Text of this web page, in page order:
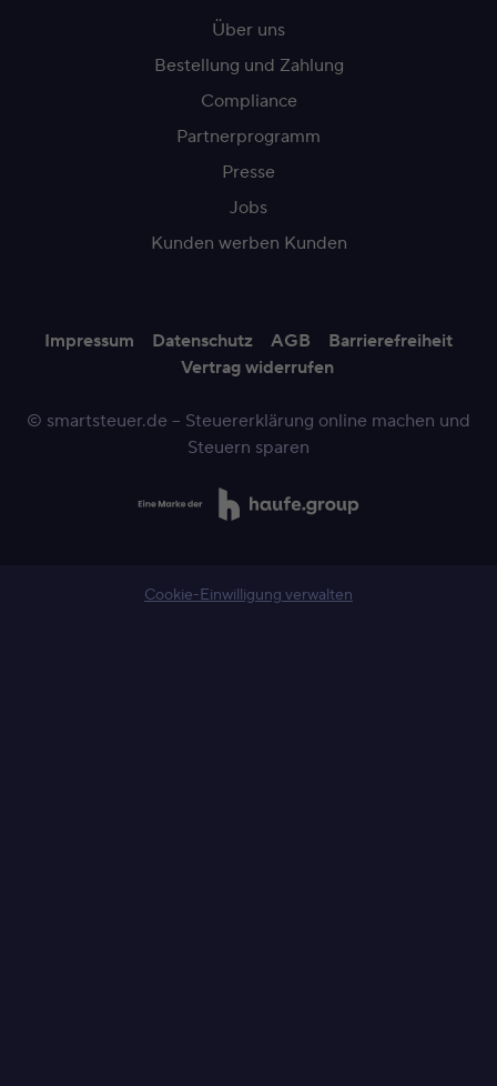
Über uns
Bestellung und Zahlung
Compliance
Partnerprogramm
Presse
Jobs
Kunden werben Kunden
Impressum Datenschutz AGB
Barrierefreiheit
Vertrag widerrufen
© smartsteuer.de – Steuererklärung online machen und
Steuern sparen
Cookie-Einwilligung verwalten